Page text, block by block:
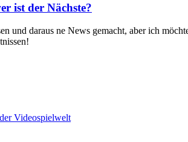
ist der Nächste?
und daraus ne News gemacht, aber ich
Videospielwelt